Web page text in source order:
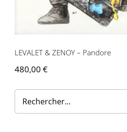
Contactez-nous
LEVALET & ZENOY – Pandore
480,00 €